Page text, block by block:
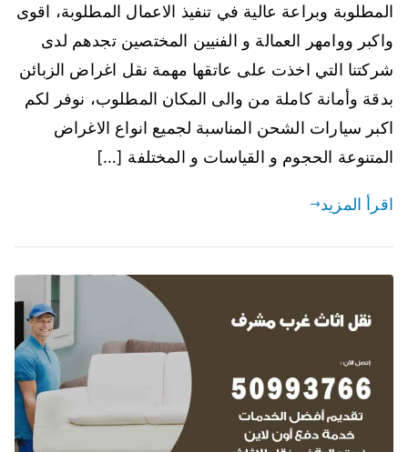
المطلوبة وبراعة عالية في تنفيذ الاعمال المطلوبة، اقوى
واكبر ووامهر العمالة و الفنيين المختصين تجدهم لدى
شركتنا التي اخذت على عاتقها مهمة نقل اغراض الزبائن
بدقة وأمانة كاملة من والى المكان المطلوب، نوفر لكم
اكبر سيارات الشحن المناسبة لجميع انواع الاغراض
المتنوعة الحجوم و القياسات و المختلفة […]
اقرأ المزيد